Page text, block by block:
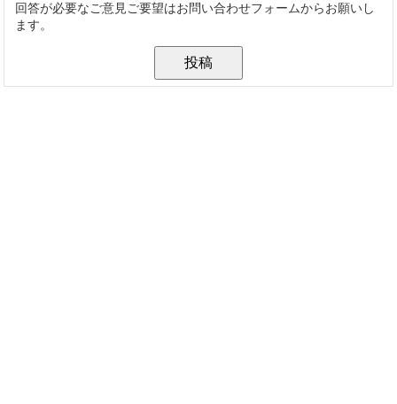
回答が必要なご意見ご要望はお問い合わせフォームからお願いし
ます。